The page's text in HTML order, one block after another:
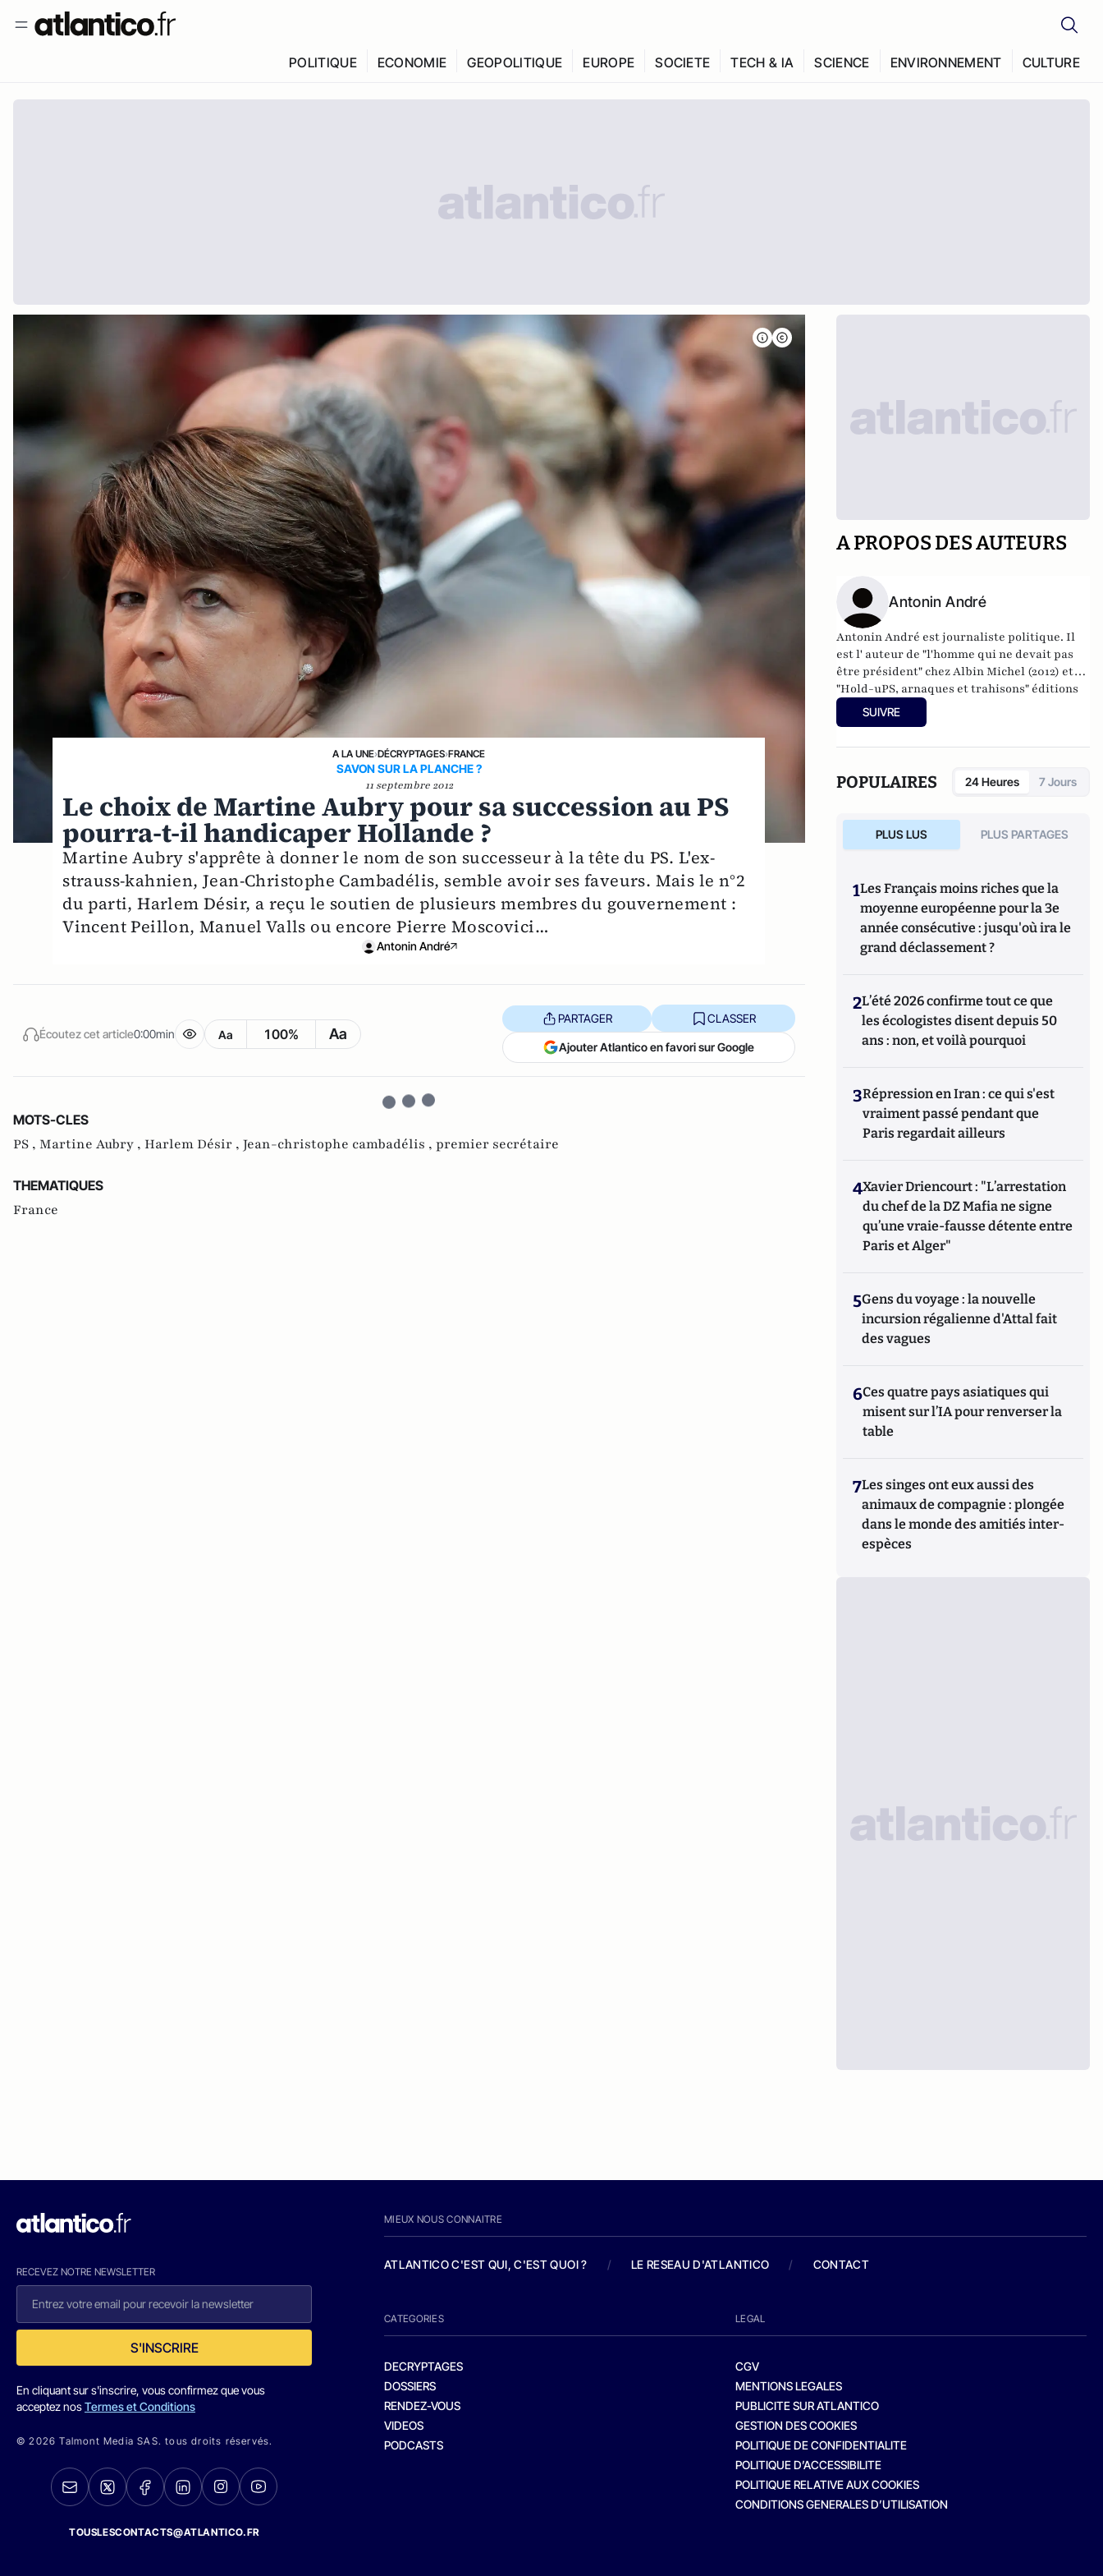
POLITIQUE ECONOMIE GEOPOLITIQUE EUROPE SOCIETE TECH & IA SCIENCE ENVIRONNEMENT CULTURE
A LA UNE›DÉCRYPTAGES›FRANCE
SAVON SUR LA PLANCHE ?
11 septembre 2012
Le choix de Martine Aubry pour sa succession au PS
pourra-t-il handicaper Hollande ?
Martine Aubry s'apprête à donner le nom de son successeur à la tête du PS. L'ex-
strauss-kahnien, Jean-Christophe Cambadélis, semble avoir ses faveurs. Mais le n°2
du parti, Harlem Désir, a reçu le soutien de plusieurs membres du gouvernement :
Vincent Peillon, Manuel Valls ou encore Pierre Moscovici…
Antonin André
Écoutez cet article0:00min Aa 100% Aa
PARTAGER CLASSER
Ajouter Atlantico en favori sur Google
MOTS-CLES
PS , Martine Aubry , Harlem Désir , Jean-christophe cambadélis , premier secrétaire
THEMATIQUES
France
A PROPOS DES AUTEURS
Antonin André
Antonin André est journaliste politique. Il
est l' auteur de "l'homme qui ne devait pas
être président" chez Albin Michel (2012) et
"Hold-uPS, arnaques et trahisons" éditions
du Moment (2009).
SUIVRE
POPULAIRES 24 Heures 7 Jours
PLUS LUS PLUS PARTAGES
1Les Français moins riches que la
moyenne européenne pour la 3e
année consécutive : jusqu'où ira le
grand déclassement ?
2L’été 2026 confirme tout ce que
les écologistes disent depuis 50
ans : non, et voilà pourquoi
3Répression en Iran : ce qui s'est
vraiment passé pendant que
Paris regardait ailleurs
4Xavier Driencourt : "L’arrestation
du chef de la DZ Mafia ne signe
qu’une vraie-fausse détente entre
Paris et Alger"
5Gens du voyage : la nouvelle
incursion régalienne d'Attal fait
des vagues
6Ces quatre pays asiatiques qui
misent sur l’IA pour renverser la
table
7Les singes ont eux aussi des
animaux de compagnie : plongée
dans le monde des amitiés inter-
espèces
RECEVEZ NOTRE NEWSLETTER
S'INSCRIRE
En cliquant sur s'inscrire, vous confirmez que vous
acceptez nosTermes et Conditions
© 2026 Talmont Media SAS. tous droits réservés.
TOUSLESCONTACTS@ATLANTICO.FR
MIEUX NOUS CONNAITRE
ATLANTICO C'EST QUI, C'EST QUOI ? / LE RESEAU D'ATLANTICO / CONTACT
CATEGORIES
DECRYPTAGES
DOSSIERS
RENDEZ-VOUS
VIDEOS
PODCASTS
LEGAL
CGV
MENTIONS LEGALES
PUBLICITE SUR ATLANTICO
GESTION DES COOKIES
POLITIQUE DE CONFIDENTIALITE
POLITIQUE D’ACCESSIBILITE
POLITIQUE RELATIVE AUX COOKIES
CONDITIONS GENERALES D’UTILISATION